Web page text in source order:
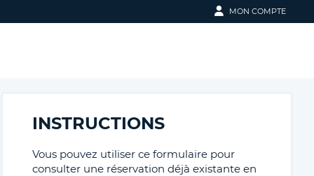
MON COMPTE
MOT
DE
INSTRUCTIONS
Vous pouvez utiliser ce formulaire pour
consulter une réservation déjà existante en